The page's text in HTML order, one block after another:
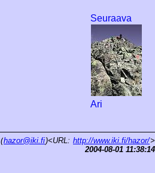
Seuraava
Ari
(hazor@iki.fi)<URL: http://www.iki.fi/hazor/>
2004-08-01 11:38:14